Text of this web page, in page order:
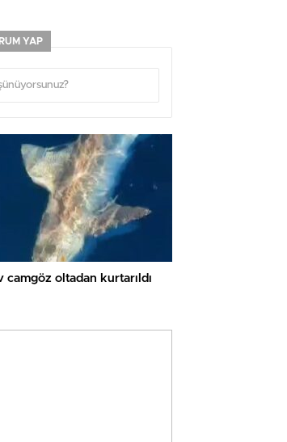
YAP
camgöz oltadan kurtarıldı